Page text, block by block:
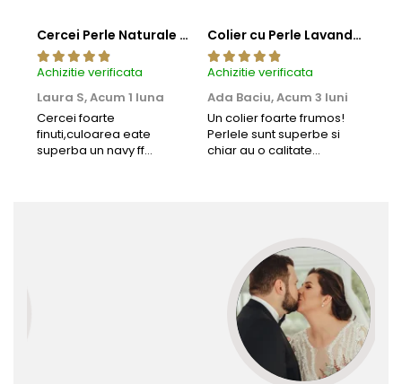
Cercei Perle Naturale Negre 5-6 mm, Buton AAA, Aur 14K (aur 585), Tip Șurub | KASKADDA®
Achizitie verificata
Laura S,Acum 1 luna
Cercei foarte
finuti,culoarea eate
superba un navy ff
Colier cu Perle Lavanda la Baza Gatului, de 4-5 mm, Perle Rare, Calitate AAA+, Aur 14K | KASKADDA®
Achizitie verificata
Ada Baciu,Acum 3 luni
Un colier foarte frumos!
Perlele sunt superbe si
chiar au o calitate